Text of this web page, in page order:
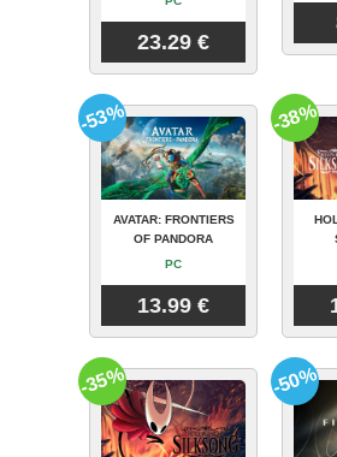
23.29 €
AVATAR: FRONTIERS
OF PANDORA
PC
13.99 €
-53% -38%
-35% -50%